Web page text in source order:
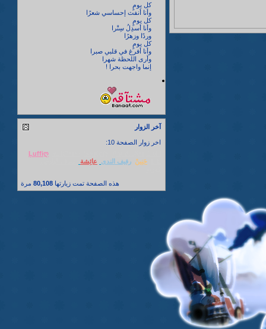
كل يومٍ
وأنا أنفث إحساسي شعرًا
كل يومٍ
وأنا أسدِلُ سِتْرا
وردًا وزهرًا
كل يومٍ
وأنا أفرغ في قلبي صبرا
وأرى اللحظة شهرا
إنما واجهت بحرا !
آخر الزوار
اخر زوار الصفحة 10:
Ļuffiღ
حَنِينْ رفيف الندى عائِشة
هذه الصفحة تمت زيارتها 80,108 مرة